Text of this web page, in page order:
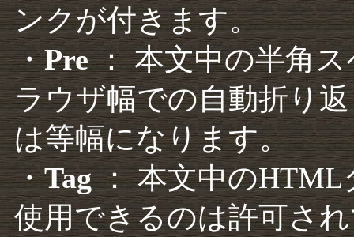
ンクが付きます。
・Pre： 本文中の半角
ラウザ幅での自動折り
は等幅になります。
・Tag： 本文中のHTML
使用できるのは許可さ